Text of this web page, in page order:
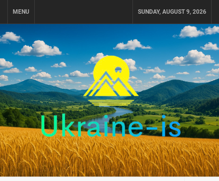
MENU SUNDAY, AUGUST 9, 2026
UKRAINE-IS
ПОДОРОЖI ПО УКРАЇНІ